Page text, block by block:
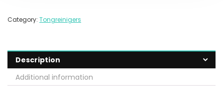
Category: Tongreinigers
Description
Additional information